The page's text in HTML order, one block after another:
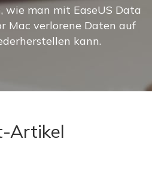
wie man mit EaseUS Data
Mac verlorene Daten auf
kann.
Artikel